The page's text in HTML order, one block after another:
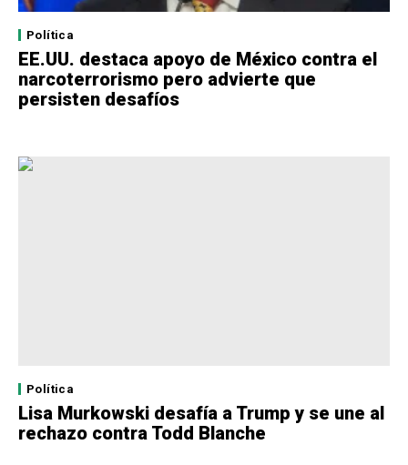
Política
EE.UU. destaca apoyo de México contra el
narcoterrorismo pero advierte que
persisten desafíos
Política
Lisa Murkowski desafía a Trump y se une al
rechazo contra Todd Blanche